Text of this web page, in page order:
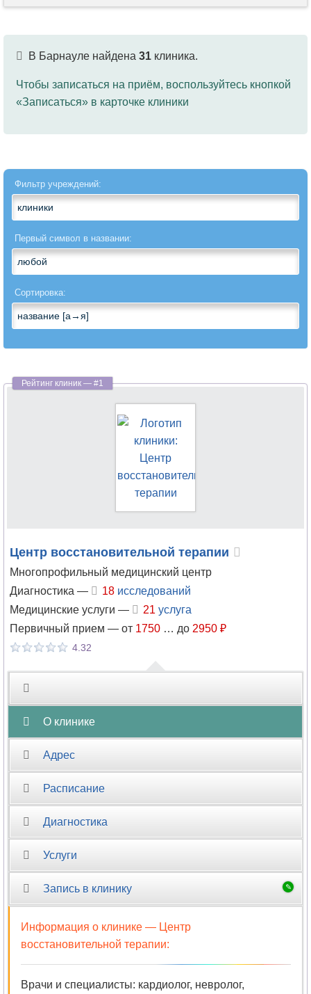
Акушерство
гинекология
Аллергология
Анестезиология
реаниматология
Аритмология
Артрология
Бариатрическая
хирургия
Вегетология
Гемостазиология
Гепатология
Гнатология
Гомеопатия
Дерматовенерология
Дерматология
Дефектология
Диабетология
Иммунология
В Барнауле найдена 31 клиника.
Чтобы записаться на приём, воспользуйтесь кнопкой
«Записаться» в карточке клиники
Фильтр учреждений:
Первый символ в названии:
Сортировка:
Центр восстановительной терапии
Многопрофильный медицинский центр
Диагностика —
18 исследований
Медицинские услуги —
21 услуга
Первичный прием — от 1750 … до 2950 ₽
4.32
О клинике
Адрес
Расписание
Диагностика
Услуги
Запись в клинику
Информация о клинике — Центр
восстановительной терапии:
Врачи и специалисты: кардиолог, невролог,